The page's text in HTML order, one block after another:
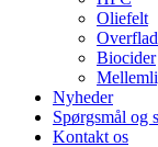
Oliefelt
Biocider
Nyheder
Spørgsmål og
Kontakt os